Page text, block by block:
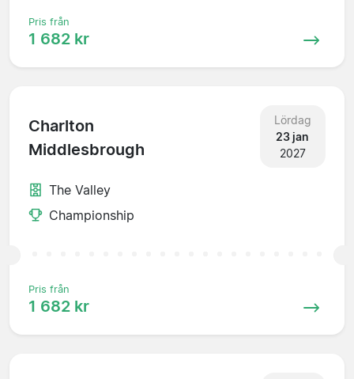
Pris från
1 682 kr
Charlton
Middlesbrough
Lördag
23 jan
2027
The Valley
Championship
Pris från
1 682 kr